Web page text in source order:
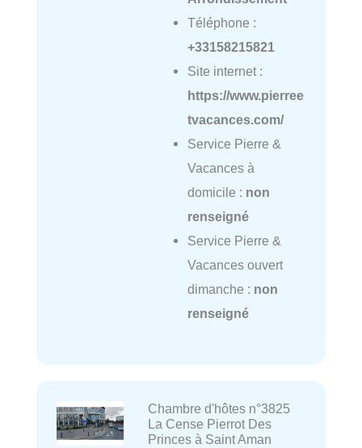
Téléphone :
+33158215821
Site internet :
https://www.pierree
tvacances.com/
Service Pierre &
Vacances à
domicile : non
renseigné
Service Pierre &
Vacances ouvert
dimanche : non
renseigné
Chambre d'hôtes n°3825
La Cense Pierrot Des
Princes à Saint Aman